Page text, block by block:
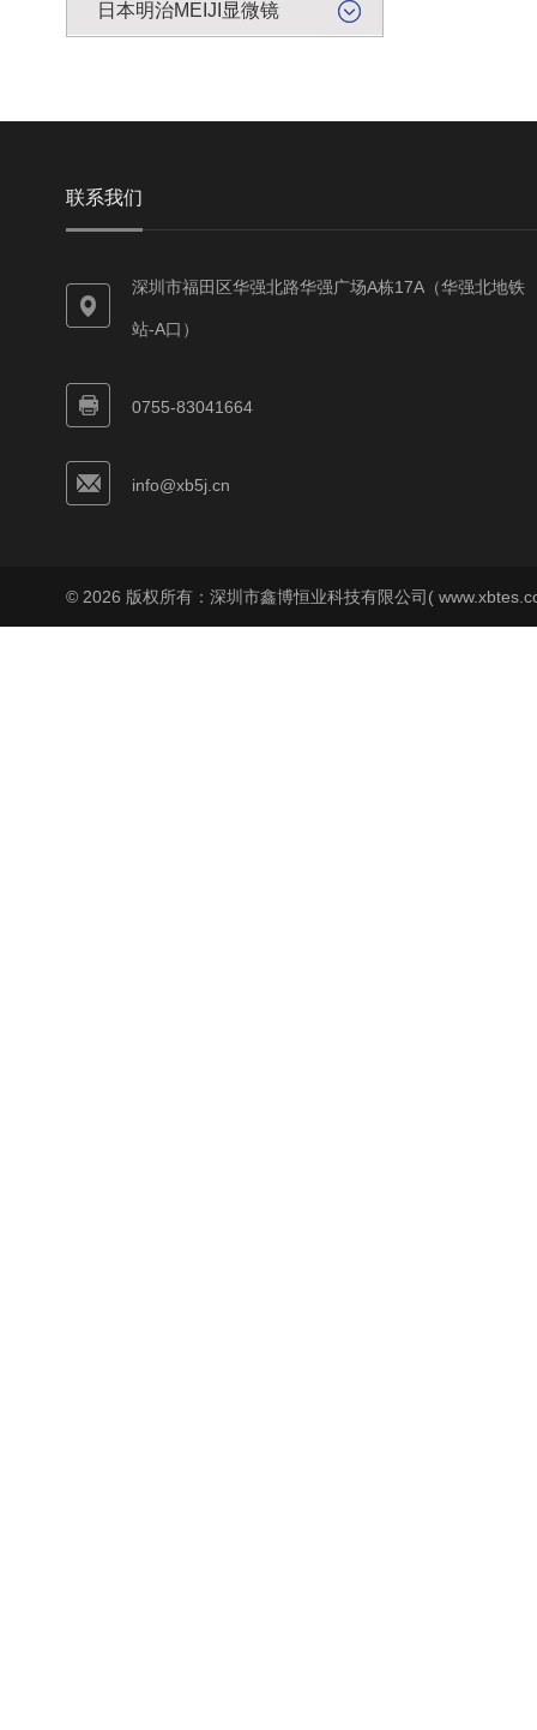
日本明治MEIJI显微镜
联系我们
深圳市福田区华强北路华强广场A栋17A（华强北地铁
站-A口）
0755-83041664
info@xb5j.cn
© 2026 版权所有：深圳市鑫博恒业科技有限公司(